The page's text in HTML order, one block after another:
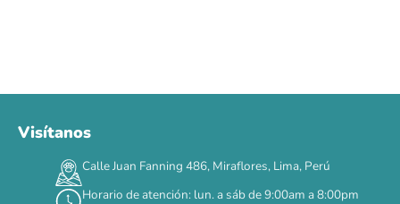
DÍAS HORAS MIN SEG
✕
Visítanos
Calle Juan Fanning 486, Miraflores, Lima, Perú
Horario de atención: lun. a sáb de 9:00am a 8:00pm